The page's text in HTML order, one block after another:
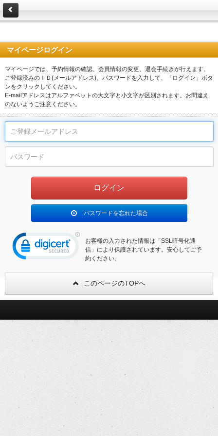
マイページログイン
マイページでは、予約情報の確認、会員情報の変更、退会手続きが行えます。
ご登録済みのＩＤ(メールアドレス)、パスワードを入力して、「ログイン」ボタ
ンをクリックしてください。
E-mailアドレスはアルファベットの大文字と小文字が区別されます。お間違え
のないようご注意ください。
パスワードを忘れた場合
お客様の入力された情報は「SSL暗号化通
信」により保護されています。安心してご予
約ください。
このページのTOPへ